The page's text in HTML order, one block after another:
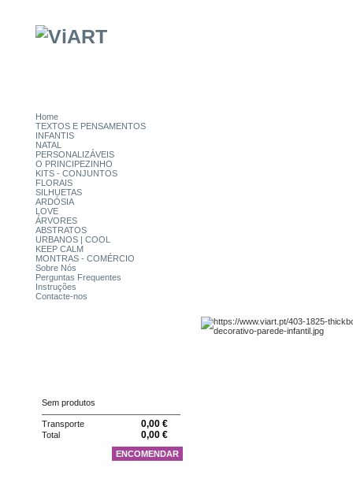
Home
TEXTOS E PENSAMENTOS
INFANTIS
NATAL
PERSONALIZÁVEIS
O PRINCIPEZINHO
KITS - CONJUNTOS
FLORAIS
SILHUETAS
ARDÓSIA
LOVE
ÁRVORES
ABSTRATOS
URBANOS | COOL
KEEP CALM
MONTRAS - COMÉRCIO
Sobre Nós
Perguntas Frequentes
Instruções
Contacte-nos
Sem produtos
Transporte 0,00 €
Total 0,00 €
ENCOMENDAR